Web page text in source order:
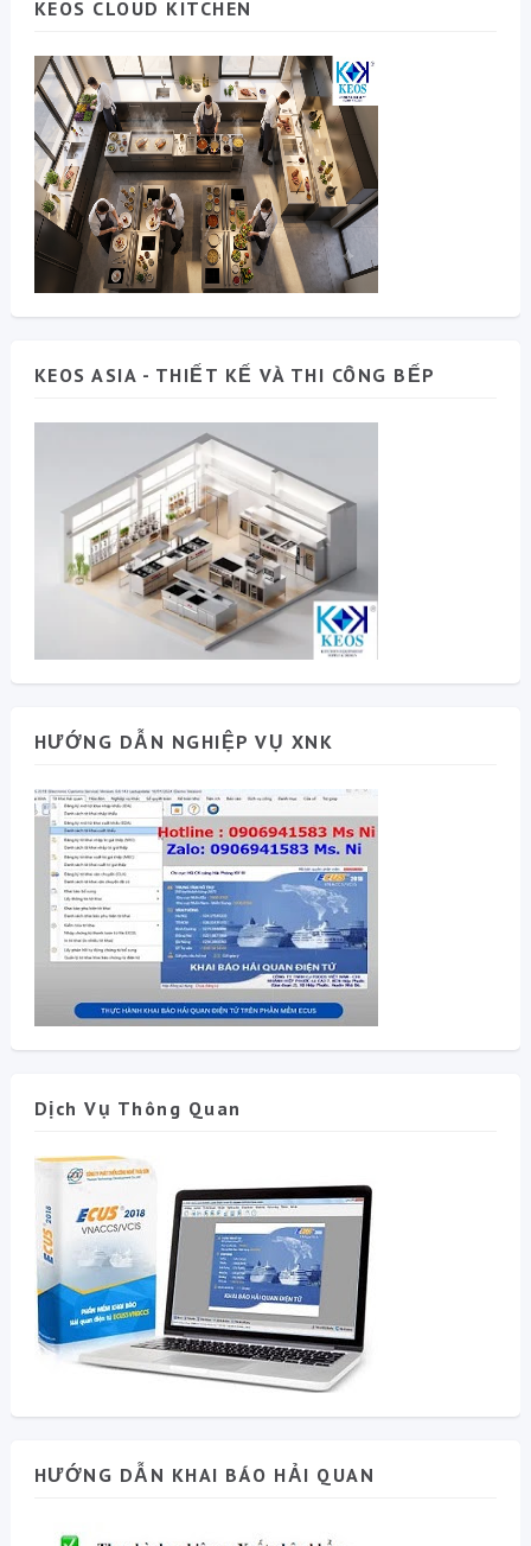
KEOS CLOUD KITCHEN
KEOS ASIA - THIẾT KẾ VÀ THI CÔNG BẾP
HƯỚNG DẪN NGHIỆP VỤ XNK
Dịch Vụ Thông Quan
HƯỚNG DẪN KHAI BÁO HẢI QUAN